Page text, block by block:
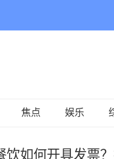
焦点 娱乐
饮如何开具发票